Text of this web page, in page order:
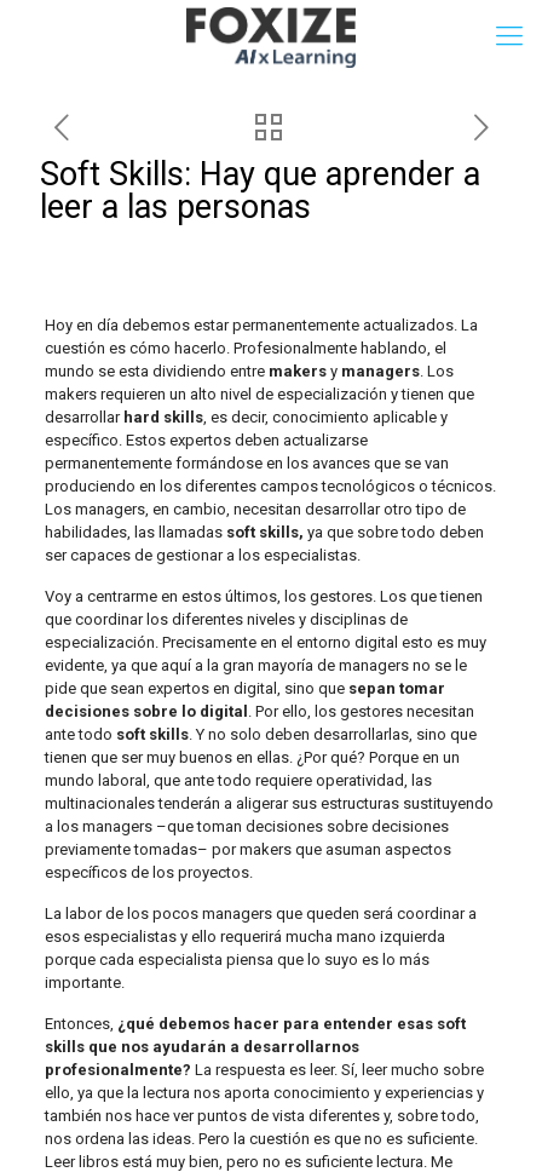
Soft Skills: Hay que aprender a
leer a las personas
Hoy en día debemos estar permanentemente actualizados. La
cuestión es cómo hacerlo. Profesionalmente hablando, el
mundo se esta dividiendo entre makersy managers. Los
makers requieren un alto nivel de especialización y tienen que
desarrollar hard skills, es decir, conocimiento aplicable y
específico. Estos expertos deben actualizarse
permanentemente formándose en los avances que se van
produciendo en los diferentes campos tecnológicos o técnicos.
Los managers, en cambio, necesitan desarrollar otro tipo de
habilidades, las llamadas soft skills, ya que sobre todo deben
ser capaces de gestionar a los especialistas.
Voy a centrarme en estos últimos, los gestores. Los que tienen
que coordinar los diferentes niveles y disciplinas de
especialización. Precisamente en el entorno digital esto es muy
evidente, ya que aquí a la gran mayoría de managers no se le
pide que sean expertos en digital, sino que sepan tomar
decisiones sobre lo digital . Por ello, los gestores necesitan
ante todo soft skills. Y no solo deben desarrollarlas, sino que
tienen que ser muy buenos en ellas. ¿Por qué? Porque en un
mundo laboral, que ante todo requiere operatividad, las
multinacionales tenderán a aligerar sus estructuras sustituyendo
a los managers –que toman decisiones sobre decisiones
previamente tomadas– por makers que asuman aspectos
específicos de los proyectos.
La labor de los pocos managers que queden será coordinar a
esos especialistas y ello requerirá mucha mano izquierda
porque cada especialista piensa que lo suyo es lo más
importante.
Entonces, ¿qué debemos hacer para entender esas soft
skills que nos ayudarán a desarrollarnos
profesionalmente? La respuesta es leer. Sí, leer mucho sobre
ello, ya que la lectura nos aporta conocimiento y experiencias y
también nos hace ver puntos de vista diferentes y, sobre todo,
nos ordena las ideas. Pero la cuestión es que no es suficiente.
Leer libros está muy bien, pero no es suficiente lectura. Me